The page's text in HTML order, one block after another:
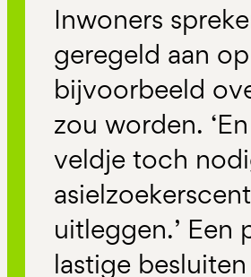
Inwoners
geregeld aan
bijvoorbeeld
zou worden.
veldje toch
uitleggen.’ Een
lastige